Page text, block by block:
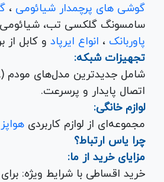
گوشی های پرچمدار شیائومی ،
سامسونگ گلکسی تب، شیائومی
پاوربانک ، انواع ایرپاد
تجهیزات شبکه:
اتصال پایدار و پرسرعت.
لوازم خانگی:
مجموعه‌ای از لوازم کاربردیهواپز
چرا یاس ارتباط؟
مزایای خرید از ما:
خرید اقساطی با شرایط ویژه: